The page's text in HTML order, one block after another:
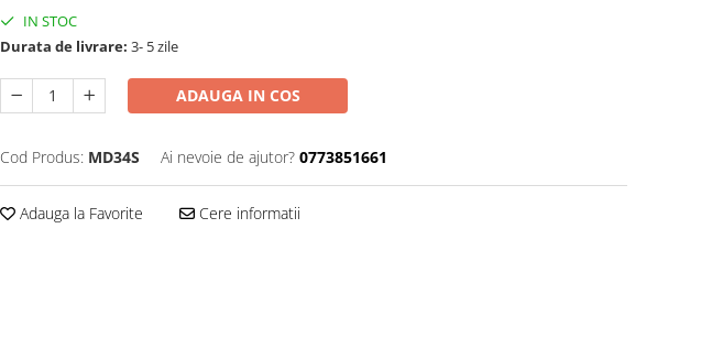
IN STOC
Durata de livrare: 3- 5 zile
ADAUGA IN COS
Cod Produs: MD34S Ai nevoie de ajutor? 0773851661
Adauga la Favorite Cere informatii